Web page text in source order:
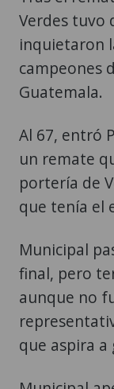
Verdes tuvo
inquietaron
campeones
Guatemala.
Al 67, entró
un remate
portería de
que tenía el
Municipal
final, pero
aunque no
que aspira